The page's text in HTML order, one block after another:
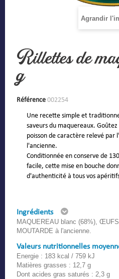
Agrandir
Rillettes de
g
Référence 002254
Une recette simple et
saveurs du maquereaux.
poisson de caractère relevé
l'ancienne.
Conditionnée en conserve de
facile, cette mise en bouche
d'authenticité à tous vos
Ingrédients
MAQUEREAU blanc (68%),
MOUTARDE à l'ancienne.
Valeurs nutritionnelles
Energie : 183 kcal / 759 kJ
Matières grasses : 12,7 g
Dont acides gras saturés : 2,3 g